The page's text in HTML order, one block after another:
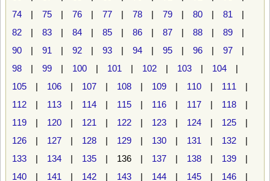
74 | 75 | 76 | 77 | 78 | 79 | 80 | 81 |
82 | 83 | 84 | 85 | 86 | 87 | 88 | 89 |
90 | 91 | 92 | 93 | 94 | 95 | 96 | 97 |
98 | 99 | 100 | 101 | 102 | 103 | 104 |
105 | 106 | 107 | 108 | 109 | 110 | 111 |
112 | 113 | 114 | 115 | 116 | 117 | 118 |
119 | 120 | 121 | 122 | 123 | 124 | 125 |
126 | 127 | 128 | 129 | 130 | 131 | 132 |
133 | 134 | 135 | 136 | 137 | 138 | 139 |
140 | 141 | 142 | 143 | 144 | 145 | 146 |